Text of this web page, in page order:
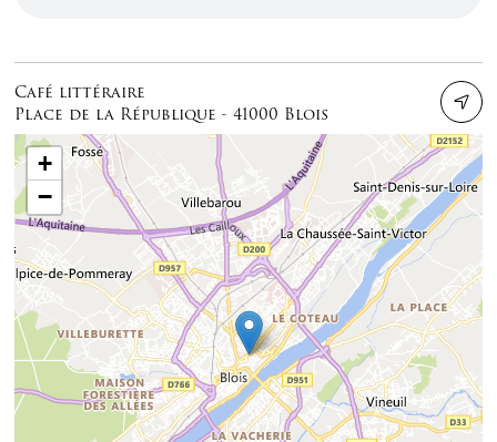
Café littéraire
Place de la République - 41000 Blois
+
−